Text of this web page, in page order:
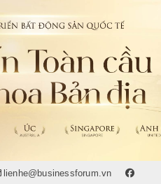
lienhe@businessforum.vn